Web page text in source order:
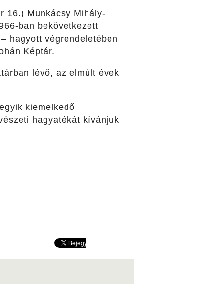
16.) Munkácsy Mihály-
ban bekövetkezett
hagyott végrendeletében
Képtár.
lévő, az elmúlt évek
kiemelkedő
hagyatékát kívánjuk